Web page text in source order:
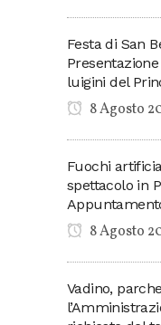
Festa di San
luigini del
8 Agosto
Fuochi
spettacolo in
8 Agosto
Vadino,